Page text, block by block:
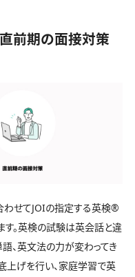
前期の面接対策
わせてJOIの指定する英検®️
。英検の試験は英会話と違
、英文法の力が変わってき
上げを行い、家庭学習で英